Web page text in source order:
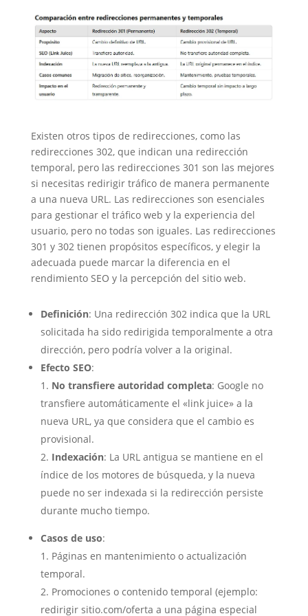
Existen otros tipos de redirecciones, como las
redirecciones 302, que indican una redirección
temporal, pero las redirecciones 301 son las mejores
si necesitas redirigir tráfico de manera permanente
a una nueva URL. Las redirecciones son esenciales
para gestionar el tráfico web y la experiencia del
usuario, pero no todas son iguales. Las redirecciones
301 y 302 tienen propósitos específicos, y elegir la
adecuada puede marcar la diferencia en el
rendimiento SEO y la percepción del sitio web.
Definición: Una redirección 302 indica que la URL
solicitada ha sido redirigida temporalmente a otra
dirección, pero podría volver a la original.
Efecto SEO:
No transfiere autoridad completa: Google no
transfiere automáticamente el «link juice» a la
nueva URL, ya que considera que el cambio es
provisional.
Indexación: La URL antigua se mantiene en el
índice de los motores de búsqueda, y la nueva
puede no ser indexada si la redirección persiste
durante mucho tiempo.
Casos de uso:
Páginas en mantenimiento o actualización
temporal.
Promociones o contenido temporal (ejemplo:
redirigir sitio.com/oferta a una página especial